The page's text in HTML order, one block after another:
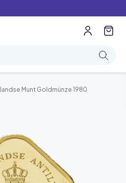
Munt Goldmünze 1980